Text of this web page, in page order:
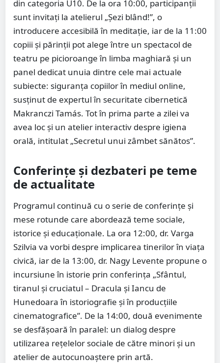
din categoria U10. De la ora 10:00, participanții
sunt invitați la atelierul „Șezi blând!”, o
introducere accesibilă în meditație, iar de la 11:00
copiii și părinții pot alege între un spectacol de
teatru pe picioroange în limba maghiară și un
panel dedicat unuia dintre cele mai actuale
subiecte: siguranța copiilor în mediul online,
susținut de expertul în securitate cibernetică
Makranczi Tamás. Tot în prima parte a zilei va
avea loc și un atelier interactiv despre igiena
orală, intitulat „Secretul unui zâmbet sănătos”.
Conferințe și dezbateri pe teme
de actualitate
Programul continuă cu o serie de conferințe și
mese rotunde care abordează teme sociale,
istorice și educaționale. La ora 12:00, dr. Varga
Szilvia va vorbi despre implicarea tinerilor în viața
civică, iar de la 13:00, dr. Nagy Levente propune o
incursiune în istorie prin conferința „Sfântul,
tiranul și cruciatul – Dracula și Iancu de
Hunedoara în istoriografie și în producțiile
cinematografice”. De la 14:00, două evenimente
se desfășoară în paralel: un dialog despre
utilizarea rețelelor sociale de către minori și un
atelier de autocunoaștere prin artă.